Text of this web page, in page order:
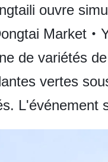
ouvre
Market
de variétés
vertes
L'événement